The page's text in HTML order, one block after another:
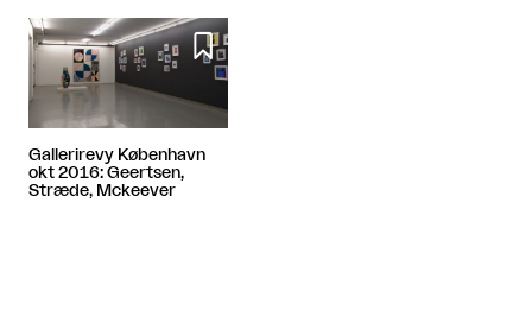

Gallerirevy København
okt 2016: Geertsen,
Stræde, Mckeever